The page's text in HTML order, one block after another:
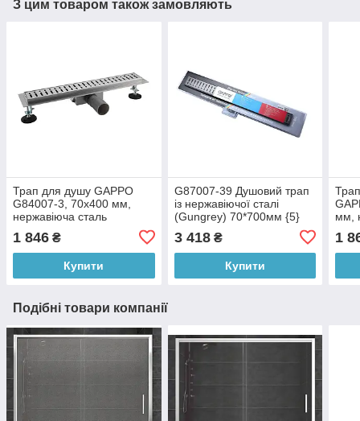
З цим товаром також замовляють
Трап для душу GAPPO
G84007-3, 70х400 мм,
нержавіюча сталь
1 846 ₴
Купити
G87007-39 Душовий трап
із нержавіючої сталі
(Gungrey) 70*700мм {5}
3 418₴
Купити
мм,
1
Подібні товари компанії